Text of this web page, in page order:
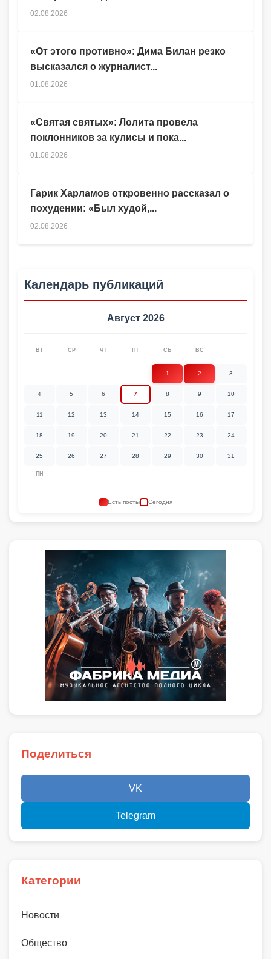
Гарик Харламов откровенно рассказал о
похудении: «Был худой,...
02.08.2026
02.08.2026
«От этого противно»: Дима Билан резко
высказался о журналист...
01.08.2026
«Святая святых»: Лолита провела
поклонников за кулисы и пока...
01.08.2026
Календарь публикаций
Август 2026
ПН
ВТ СР ЧТ ПТ СБ ВС
1 2 3
4 5 6 7 8 9 10
11 12 13 14 15 16 17
18 19 20 21 22 23 24
25 26 27 28 29 30 31
Есть посты Сегодня
Поделиться
VK
Telegram
Категории
Новости
Общество